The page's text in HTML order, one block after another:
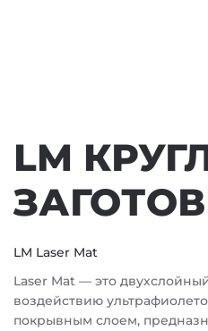
LM
LM Laser Mat
Laser Mat — это
воздействию
покрывным слоем,